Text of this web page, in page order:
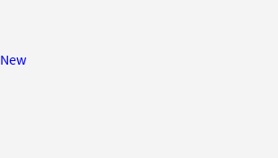
New